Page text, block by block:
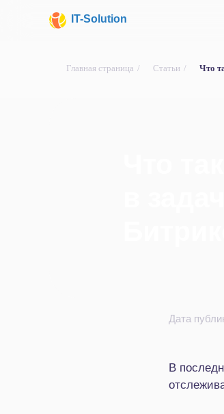
IT-Solution
Главная страница / Статьи / Что
Дата
В